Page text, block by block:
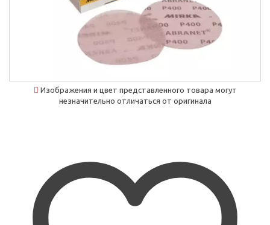
Изображения и цвет представленного товара могут
незначительно отличаться от оригинала